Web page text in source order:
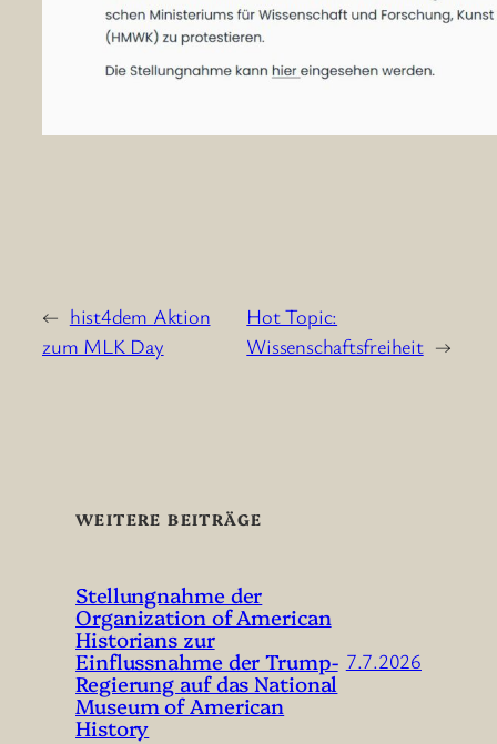
← hist4dem Aktion
zum MLK Day
Hot Topic:
Wissenschaftsfreiheit →
WEITERE BEITRÄGE
Stellungnahme der
Organization of American
Historians zur
Einflussnahme der Trump-
Regierung auf das National
Museum of American
History
7.7.2026